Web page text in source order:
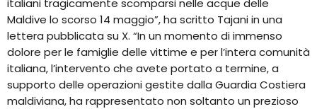
Maldive lo scorso 14 maggio”, ha scritto Tajani in una
lettera pubblicata su X. “In un momento di immenso
dolore per le famiglie delle vittime e per l’intera comunità
italiana, l’intervento che avete portato a termine, a
supporto delle operazioni gestite dalla Guardia Costiera
maldiviana, ha rappresentato non soltanto un prezioso